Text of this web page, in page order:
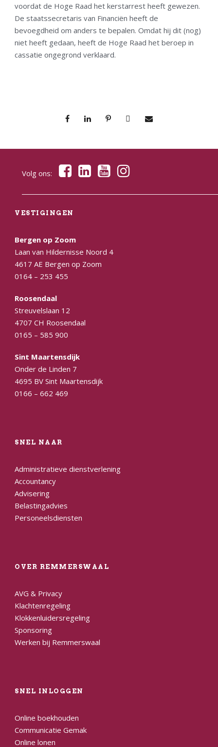
voordat de Hoge Raad het kerstarrest heeft gewezen.
De staatssecretaris van Financiën heeft de
bevoegdheid om anders te bepalen. Omdat hij dit (nog)
niet heeft gedaan, heeft de Hoge Raad het beroep in
cassatie ongegrond verklaard.
Volg ons:
VESTIGINGEN
Bergen op Zoom
Laan van Hildernisse Noord 4
4617 AE Bergen op Zoom
0164 – 253 455
Roosendaal
Streuvelslaan 12
4707 CH Roosendaal
0165 – 585 900
Sint Maartensdijk
Onder de Linden 7
4695 BV Sint Maartensdijk
0166 – 662 469
SNEL NAAR
Administratieve dienstverlening
Accountancy
Advisering
Belastingadvies
Personeelsdiensten
OVER REMMERSWAAL
AVG & Privacy
Klachtenregeling
Klokkenluidersregeling
Sponsoring
Werken bij Remmerswaal
SNEL INLOGGEN
Online boekhouden
Communicatie Gemak
Online lonen